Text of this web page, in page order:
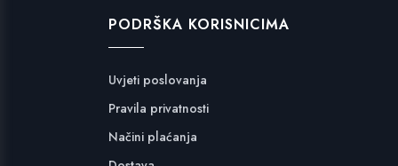
PODRŠKA KORISNICIMA
Uvjeti poslovanja
Pravila privatnosti
Načini plaćanja